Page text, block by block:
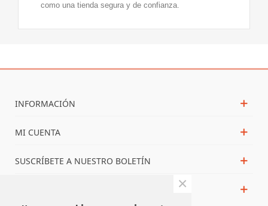
como una tienda segura y de confianza.
INFORMACIÓN
MI CUENTA
SUSCRÍBETE A NUESTRO BOLETÍN
×